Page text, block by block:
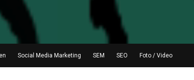
Social Media Marketing SEM SEO Foto / Video